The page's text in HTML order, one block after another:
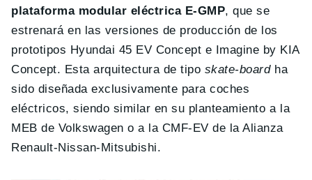
plataforma modular eléctrica E-GMP, que se
estrenará en las versiones de producción de los
prototipos Hyundai 45 EV Concept e Imagine by KIA
Concept. Esta arquitectura de tipo skate-boardha
sido diseñada exclusivamente para coches
eléctricos, siendo similar en su planteamiento a la
MEB de Volkswagen o a la CMF-EV de la Alianza
Renault-Nissan-Mitsubishi.